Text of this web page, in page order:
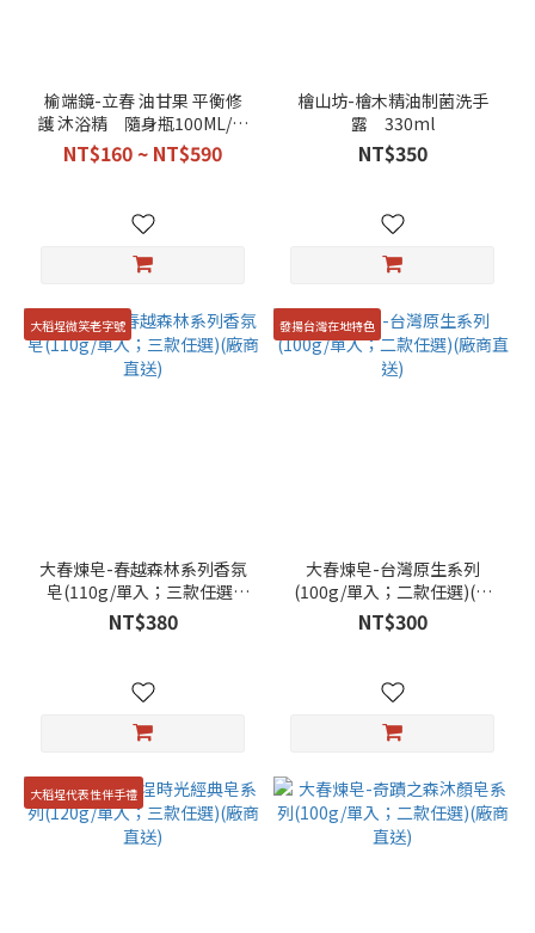
榆端鏡-立春 油甘果 平衡修
護 沐浴精 隨身瓶100ML/家
庭瓶450ML/環保補充包
500ML(廠商直送)
NT$160 ~ NT$590
檜山坊-檜木精油制菌洗手
露 330ml
NT$350
大稻埕微笑老字號
大春煉皂-春越森林系列香氛
皂(110g/單入；三款任選)
(廠商直送)
NT$380
發揚台灣在地特色
大春煉皂-台灣原生系列
(100g/單入；二款任選)(廠
商直送)
NT$300
大稻埕代表性伴手禮